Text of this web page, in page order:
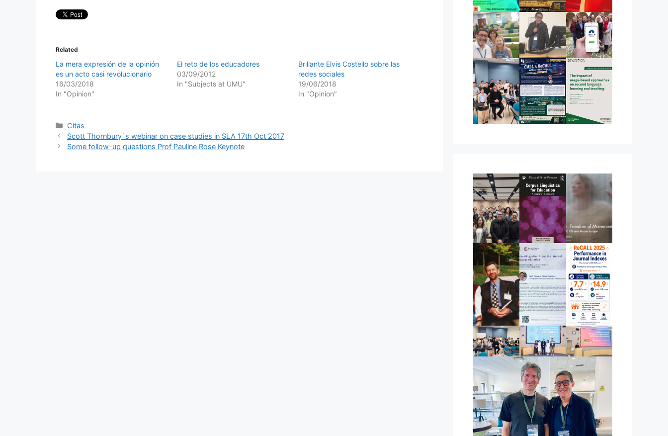
Related
La mera expresión de la opinión
es un acto casi revolucionario
16/03/2018
In "Opinion"
El reto de los educadores
03/09/2012
In "Subjects at UMU"
Brillante Elvis Costello sobre las
redes sociales
19/06/2018
In "Opinion"
Categories
Citas
Scott Thornbury´s webinar on case studies in SLA 17th Oct 2017
Some follow-up questions Prof Pauline Rose Keynote